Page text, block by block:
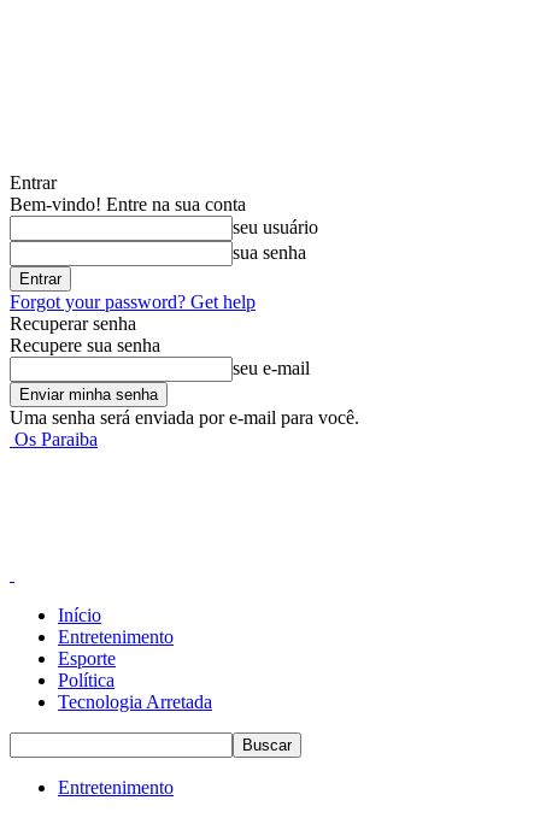
Entrar
Bem-vindo! Entre na sua conta
seu usuário
sua senha
Forgot your password? Get help
Recuperar senha
Recupere sua senha
seu e-mail
Uma senha será enviada por e-mail para você.
Os Paraiba
Início
Entretenimento
Esporte
Política
Tecnologia Arretada
Entretenimento